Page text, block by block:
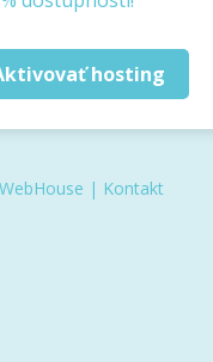
hosting
| Kontakt